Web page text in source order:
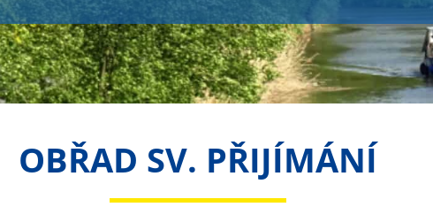
OBŘAD SV. PŘIJÍMÁNÍ